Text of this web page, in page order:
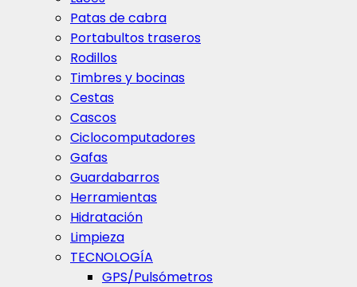
Patas de cabra
Portabultos traseros
Rodillos
Timbres y bocinas
Cestas
Cascos
Ciclocomputadores
Gafas
Guardabarros
Herramientas
Hidratación
Limpieza
TECNOLOGÍA
GPS/Pulsómetros